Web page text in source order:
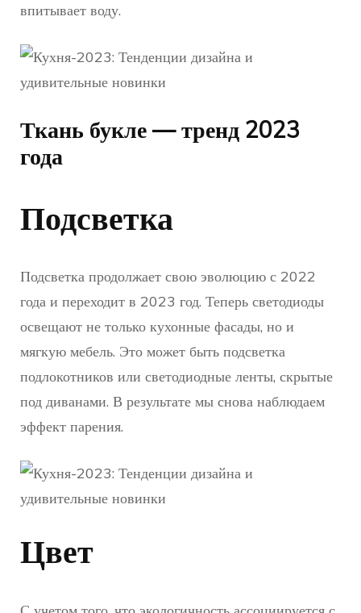
впитывает воду.
Ткань букле — тренд 2023
года
Подсветка
Подсветка продолжает свою эволюцию с 2022
года и переходит в 2023 год. Теперь светодиоды
освещают не только кухонные фасады, но и
мягкую мебель. Это может быть подсветка
подлокотников или светодиодные ленты, скрытые
под диванами. В результате мы снова наблюдаем
эффект парения.
Цвет